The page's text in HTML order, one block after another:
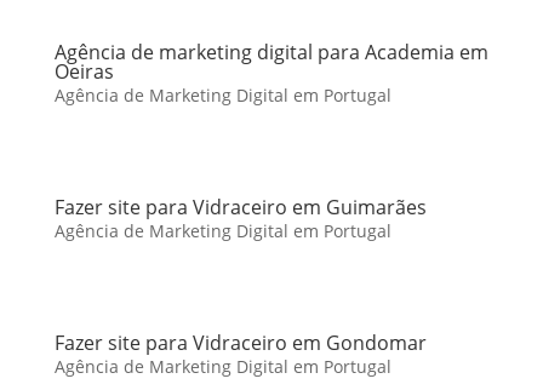
Agência de marketing digital para Academia em
Oeiras
Agência de Marketing Digital em Portugal
Fazer site para Vidraceiro em Guimarães
Agência de Marketing Digital em Portugal
Fazer site para Vidraceiro em Gondomar
Agência de Marketing Digital em Portugal